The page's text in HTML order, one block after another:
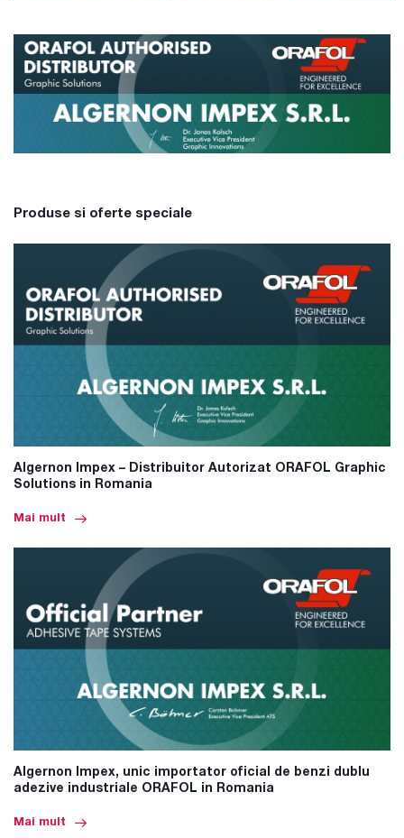
Produse si oferte speciale
Algernon Impex – Distribuitor Autorizat ORAFOL Graphic
Solutions in Romania
Mai mult
Algernon Impex, unic importator oficial de benzi dublu
adezive industriale ORAFOL in Romania
Mai mult